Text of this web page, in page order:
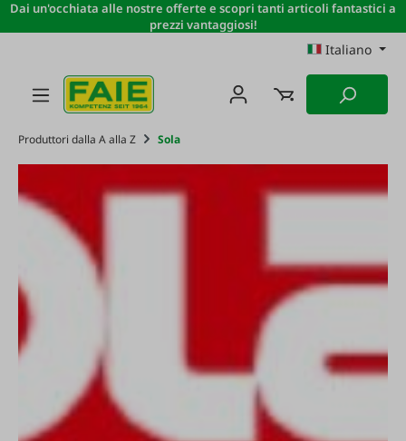
Passa al contenuto principale
Dai un'occhiata alle nostre offerte e scopri tanti articoli fantastici a
prezzi vantaggiosi!
Italiano
Produttori dalla A alla Z Sola